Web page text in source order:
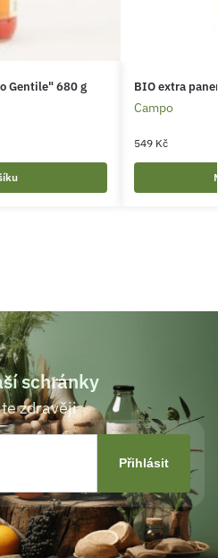
Gentile" 680 g BIO extra
Campo
549 Kč
schránky
zdravěji